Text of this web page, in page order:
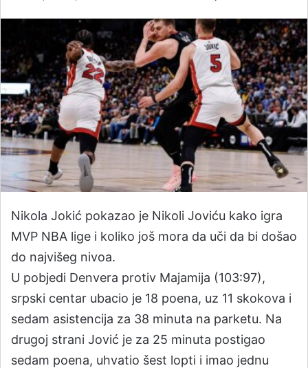
Nikola Jokić pokazao je Nikoli Joviću kako igra
MVP NBA lige i koliko još mora da uči da bi došao
do najvišeg nivoa.
U pobjedi Denvera protiv Majamija (103:97),
srpski centar ubacio je 18 poena, uz 11 skokova i
sedam asistencija za 38 minuta na parketu. Na
drugoj strani Jović je za 25 minuta postigao
sedam poena, uhvatio šest lopti i imao jednu